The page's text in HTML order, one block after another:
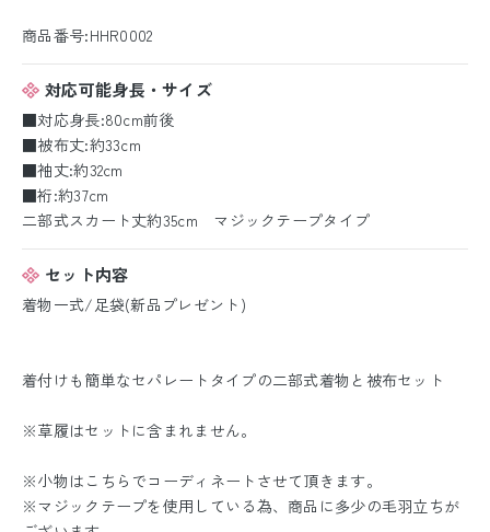
商品番号:HHR0002
対応可能身長・サイズ
■対応身長:80cm前後
■被布丈:約33cm
■袖丈:約32cm
■裄:約37cm
二部式スカート丈約35cm マジックテープタイプ
セット内容
着物一式/足袋(新品プレゼント)
着付けも簡単なセパレートタイプの二部式着物と被布セット
※草履はセットに含まれません。
※小物はこちらでコーディネートさせて頂きます。
※マジックテープを使用している為、商品に多少の毛羽立ちが